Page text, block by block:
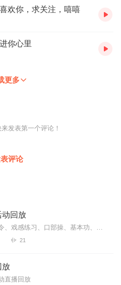
欢你，求关注，嘻嘻
你心里
更多
发表第一个评论！
评论
动回放
班会、回放、绕口令、戏感练习、口部操、基本功、气息、口腔状态、吐字归音
21
放
直播回放